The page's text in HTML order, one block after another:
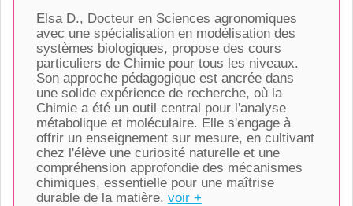
Elsa D., Docteur en Sciences agronomiques
avec une spécialisation en modélisation des
systèmes biologiques, propose des cours
particuliers de Chimie pour tous les niveaux.
Son approche pédagogique est ancrée dans
une solide expérience de recherche, où la
Chimie a été un outil central pour l'analyse
métabolique et moléculaire. Elle s'engage à
offrir un enseignement sur mesure, en cultivant
chez l'élève une curiosité naturelle et une
compréhension approfondie des mécanismes
chimiques, essentielle pour une maîtrise
durable de la matière. voir +